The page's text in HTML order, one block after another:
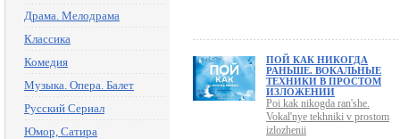
Драма. Мелодрама
Классика
Комедия
Музыка. Опера. Балет
Русский Сериал
Юмор, Сатира
ПОЙ КАК НИКОГДА
РАНЬШЕ. ВОКАЛЬНЫЕ
ТЕХНИКИ В ПРОСТОМ
ИЗЛОЖЕНИИ
Poi kak nikogda ran'she.
Vokal'nye tekhniki v prostom
izlozhenii